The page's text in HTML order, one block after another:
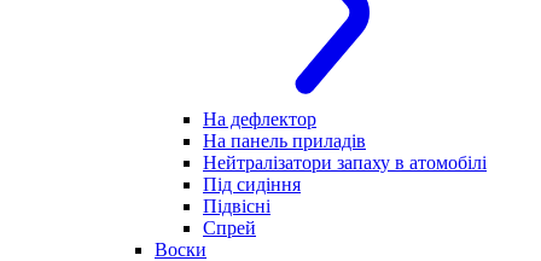
На дефлектор
На панель приладів
Нейтралізатори запаху в атомобілі
Під сидіння
Підвісні
Спрей
Воски